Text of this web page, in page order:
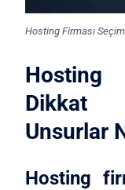
Hosting Firması
Hosting
Dikkat
Unsurlar
Hosting